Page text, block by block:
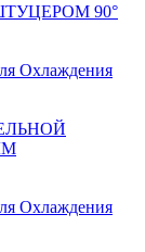
90°
Охлаждения
Охлаждения